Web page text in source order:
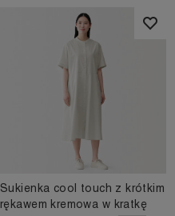
Sukienka cool touch z krótkim
rękawem kremowa w kratkę